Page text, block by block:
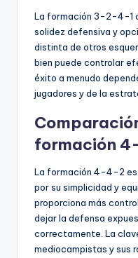
La formación 3-2-4-1
solidez defensiva y
distinta de otros
bien puede controlar
éxito a menudo
jugadores y de la
formación
La formación 4-4-2 es
por su simplicidad y
proporciona más
dejar la defensa
correctamente. La
mediocampistas y sus